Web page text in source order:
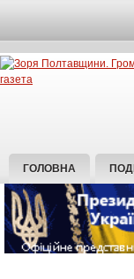
ГОЛОВНА ПОДІЇ